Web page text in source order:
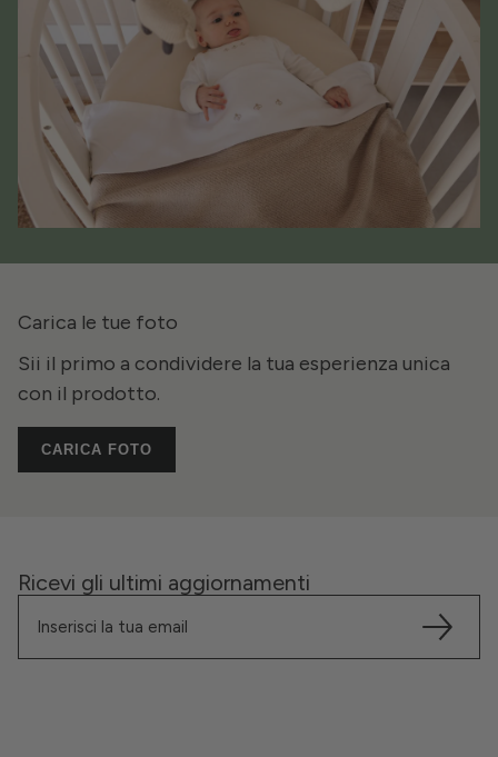
Carica le tue foto
Sii il primo a condividere la tua esperienza unica
con il prodotto.
CARICA FOTO
Ricevi gli ultimi aggiornamenti